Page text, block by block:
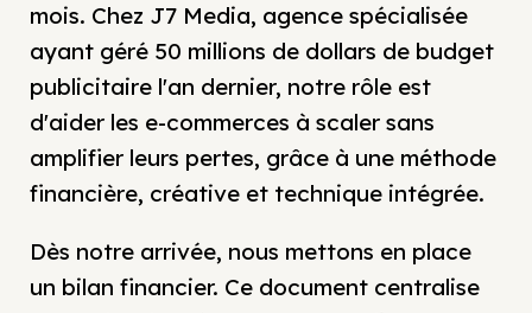
mois. Chez J7 Media, agence spécialisée
ayant géré 50 millions de dollars de budget
publicitaire l'an dernier, notre rôle est
d'aider les e-commerces à scaler sans
amplifier leurs pertes, grâce à une méthode
financière, créative et technique intégrée.
Dès notre arrivée, nous mettons en place
un bilan financier. Ce document centralise